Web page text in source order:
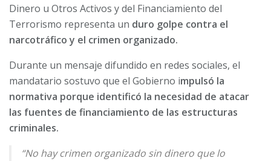
Dinero u Otros Activos y del Financiamiento del
Terrorismo representa un duro golpe contra el
narcotráfico y el crimen organizado.
Durante un mensaje difundido en redes sociales, el
mandatario sostuvo que el Gobierno impulsó la
normativa porque identificó la necesidad de atacar
las fuentes de financiamiento de las estructuras
criminales.
“No hay crimen organizado sin dinero que lo